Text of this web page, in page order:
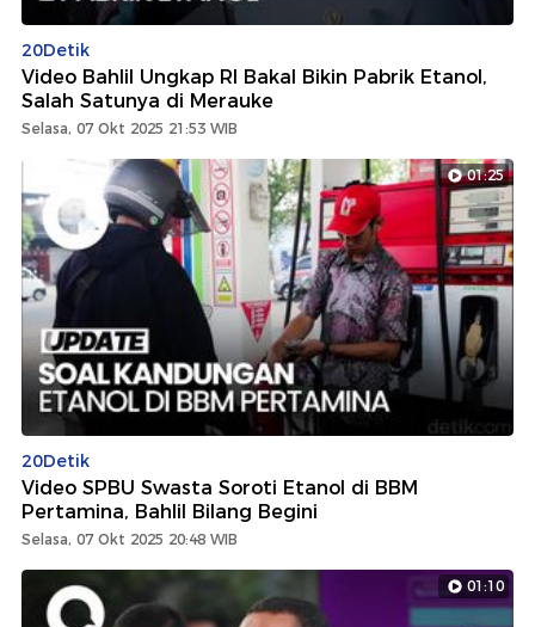
20Detik
Video Bahlil Ungkap RI Bakal Bikin Pabrik Etanol,
Salah Satunya di Merauke
Selasa, 07 Okt 2025 21:53 WIB
01:25
20Detik
Video SPBU Swasta Soroti Etanol di BBM
Pertamina, Bahlil Bilang Begini
Selasa, 07 Okt 2025 20:48 WIB
01:10